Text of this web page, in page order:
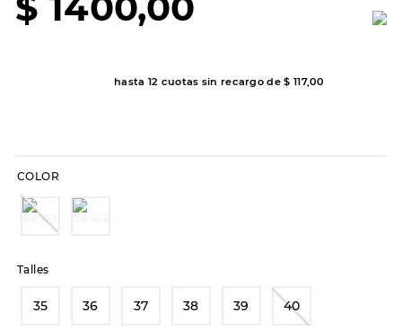
hasta 12 cuotas sin recargo de$ 117,00
COLOR
Talles
35 36 37 38 39 40